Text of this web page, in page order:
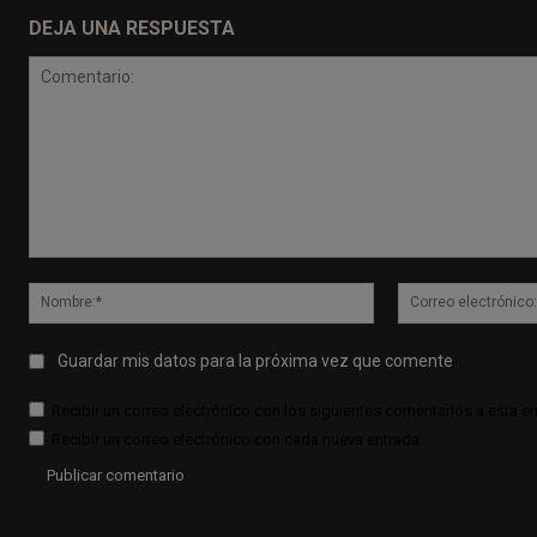
DEJA UNA RESPUESTA
Nombre:*
Guardar mis datos para la próxima vez que comente